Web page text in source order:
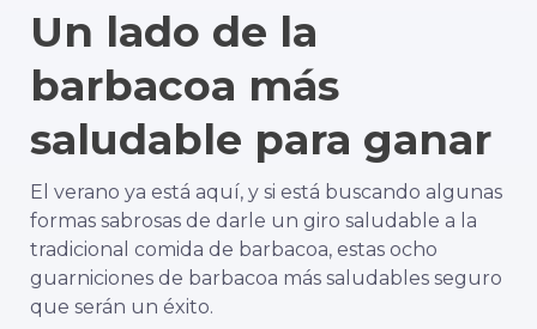
Un lado de la
barbacoa más
saludable para ganar
El verano ya está aquí, y si está buscando algunas
formas sabrosas de darle un giro saludable a la
tradicional comida de barbacoa, estas ocho
guarniciones de barbacoa más saludables seguro
que serán un éxito.